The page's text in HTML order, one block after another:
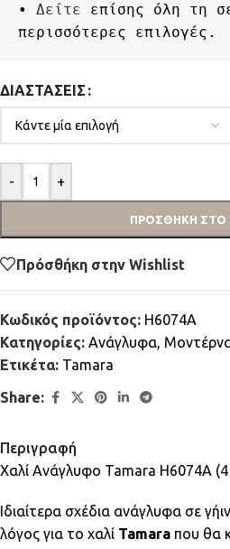
• Δείτε επίσης όλη τη
περισσότερες επιλογές.
ΔΙΑΣΤΆΣΕΙΣ
- +
ΠΡΟΣΘΉΚΗ ΣΤΟ
Πρόσθήκη στην Wishlist
Κωδικός προϊόντος: H6074A
Κατηγορίες: Ανάγλυφα,
Ετικέτα: Tamara
Share:
Περιγραφή
Χαλί Ανάγλυφο Tamara H6074A (4
Ιδιαίτερα σχέδια ανάγλυφα σε
λόγος για το χαλί Tamara που θα